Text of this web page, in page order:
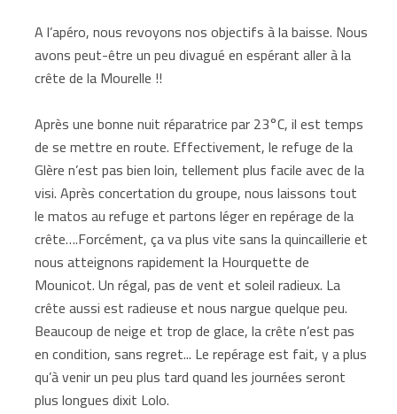
A l’apéro, nous revoyons nos objectifs à la baisse. Nous
avons peut-être un peu divagué en espérant aller à la
crête de la Mourelle !!
Après une bonne nuit réparatrice par 23°C, il est temps
de se mettre en route. Effectivement, le refuge de la
Glère n’est pas bien loin, tellement plus facile avec de la
visi. Après concertation du groupe, nous laissons tout
le matos au refuge et partons léger en repérage de la
crête….Forcément, ça va plus vite sans la quincaillerie et
nous atteignons rapidement la Hourquette de
Mounicot. Un régal, pas de vent et soleil radieux. La
crête aussi est radieuse et nous nargue quelque peu.
Beaucoup de neige et trop de glace, la crête n’est pas
en condition, sans regret... Le repérage est fait, y a plus
qu’à venir un peu plus tard quand les journées seront
plus longues dixit Lolo.